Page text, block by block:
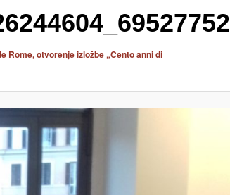
Rome, otvorenje izložbe „Cento anni di